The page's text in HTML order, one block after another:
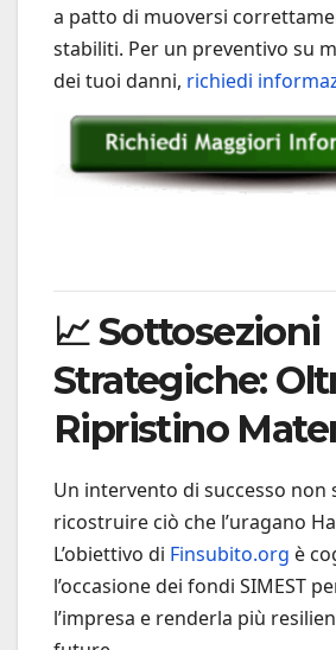
a patto di muoversi
stabiliti. Per un preventivo su
dei tuoi danni, richiedi
📈 Sottosezioni
Strategiche:
Ripristino
Un intervento di successo non
ricostruire ciò che l’uragano
L’obiettivo di Finsubito.org è
l’occasione dei fondi SIMEST
l’impresa e renderla più